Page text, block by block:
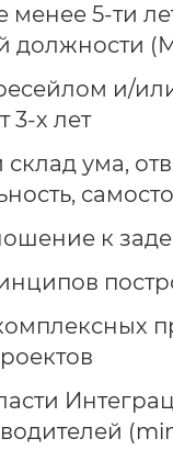
менее 5-ти
должности
и/
3-х лет
ума,
к